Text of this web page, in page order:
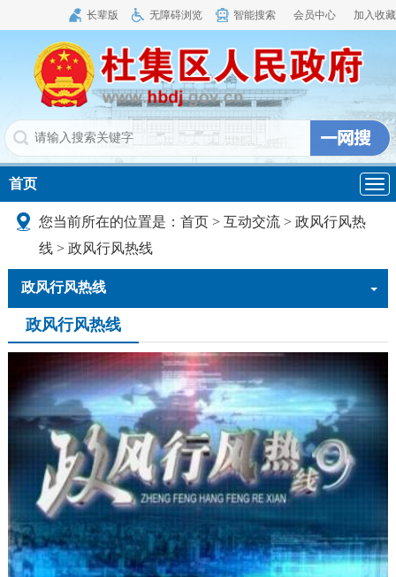
长辈版 无障碍浏览 智能搜索 会员中心 加入收藏
导
航
首页
您当前所在的位置是： 首页> 互动交流 > 政风行风热
线 > 政风行风热线
政风行风热线
政风行风热线